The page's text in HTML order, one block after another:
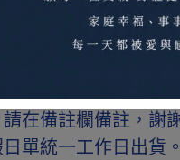
樣會浪費彼此的時間
、回運費。
在備註欄備註，謝
單統一工作日出貨